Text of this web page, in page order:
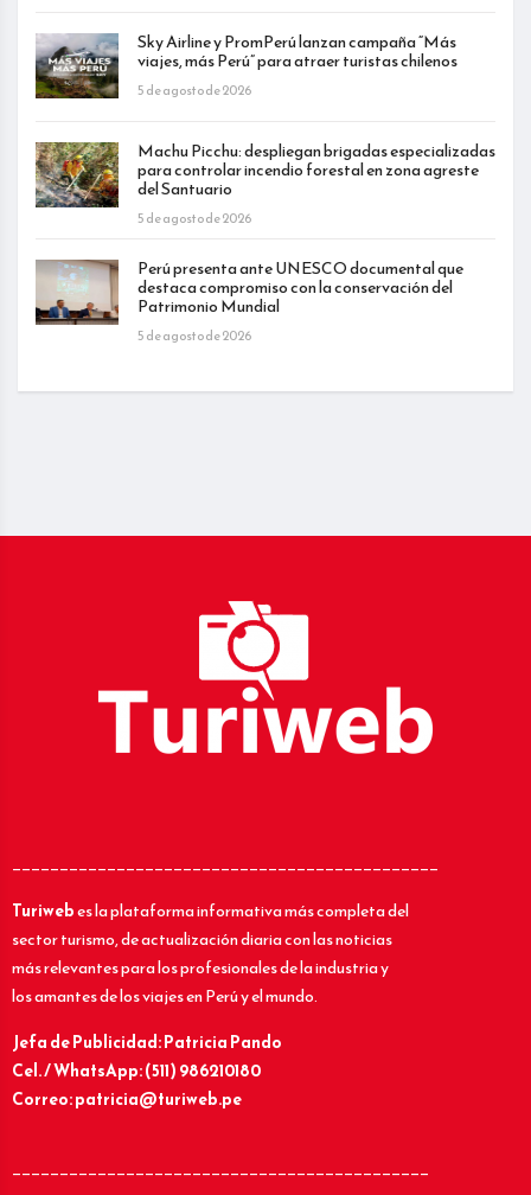
Sky Airline y PromPerú lanzan campaña “Más
viajes, más Perú” para atraer turistas chilenos
5 de agosto de 2026
Machu Picchu: despliegan brigadas especializadas
para controlar incendio forestal en zona agreste
del Santuario
5 de agosto de 2026
Perú presenta ante UNESCO documental que
destaca compromiso con la conservación del
Patrimonio Mundial
5 de agosto de 2026
_____________________________________________
Turiwebes la plataforma informativa más completa del
sector turismo, de actualización diaria con las noticias
más relevantes para los profesionales de la industria y
los amantes de los viajes en Perú y el mundo.
Jefa de Publicidad: Patricia Pando
Cel. / WhatsApp: (511) 986210180
Correo: patricia@turiweb.pe
____________________________________________